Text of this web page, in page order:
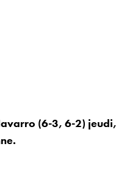
(6-3, 6-2) jeudi,